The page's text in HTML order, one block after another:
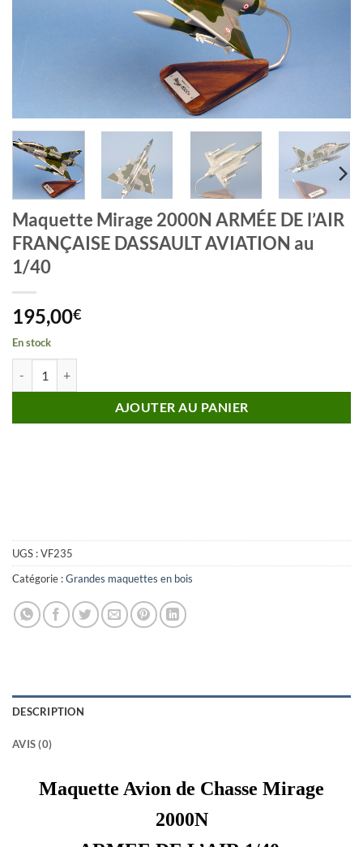
Maquette Mirage 2000N ARMÉE DE l’AIR
FRANÇAISE DASSAULT AVIATION au
1/40
195,00€
En stock
AJOUTER AU PANIER
UGS :VF235
Catégorie :Grandes maquettes en bois
DESCRIPTION
AVIS (0)
Maquette Avion de Chasse Mirage
2000N